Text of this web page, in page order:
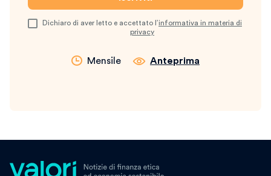
Dichiaro di aver letto e accettato l’informativa in materia di
privacy
Mensile Anteprima